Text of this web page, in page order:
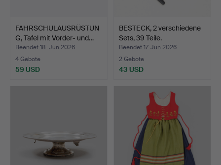
FAHRSCHULAUSRÜSTUN
G, Tafel mit Vorder- und…
Beendet 18. Jun 2026
4 Gebote
59 USD
BESTECK, 2 verschiedene
Sets, 39 Teile.
Beendet 17. Jun 2026
2 Gebote
43 USD